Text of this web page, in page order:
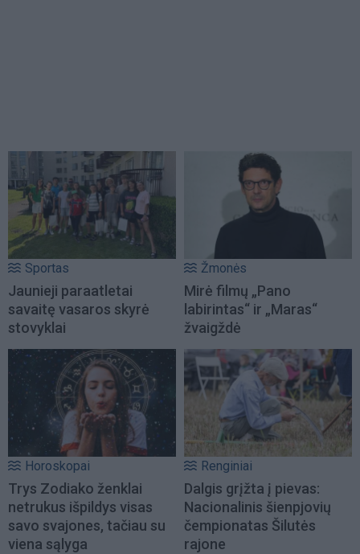
Sportas
Jaunieji paraatletai
savaitę vasaros skyrė
stovyklai
Žmonės
Mirė filmų „Pano
labirintas“ ir „Maras“
žvaigždė
Horoskopai
Trys Zodiako ženklai
netrukus išpildys visas
savo svajones, tačiau su
viena sąlyga
Renginiai
Dalgis grįžta į pievas:
Nacionalinis šienpjovių
čempionatas Šilutės
rajone